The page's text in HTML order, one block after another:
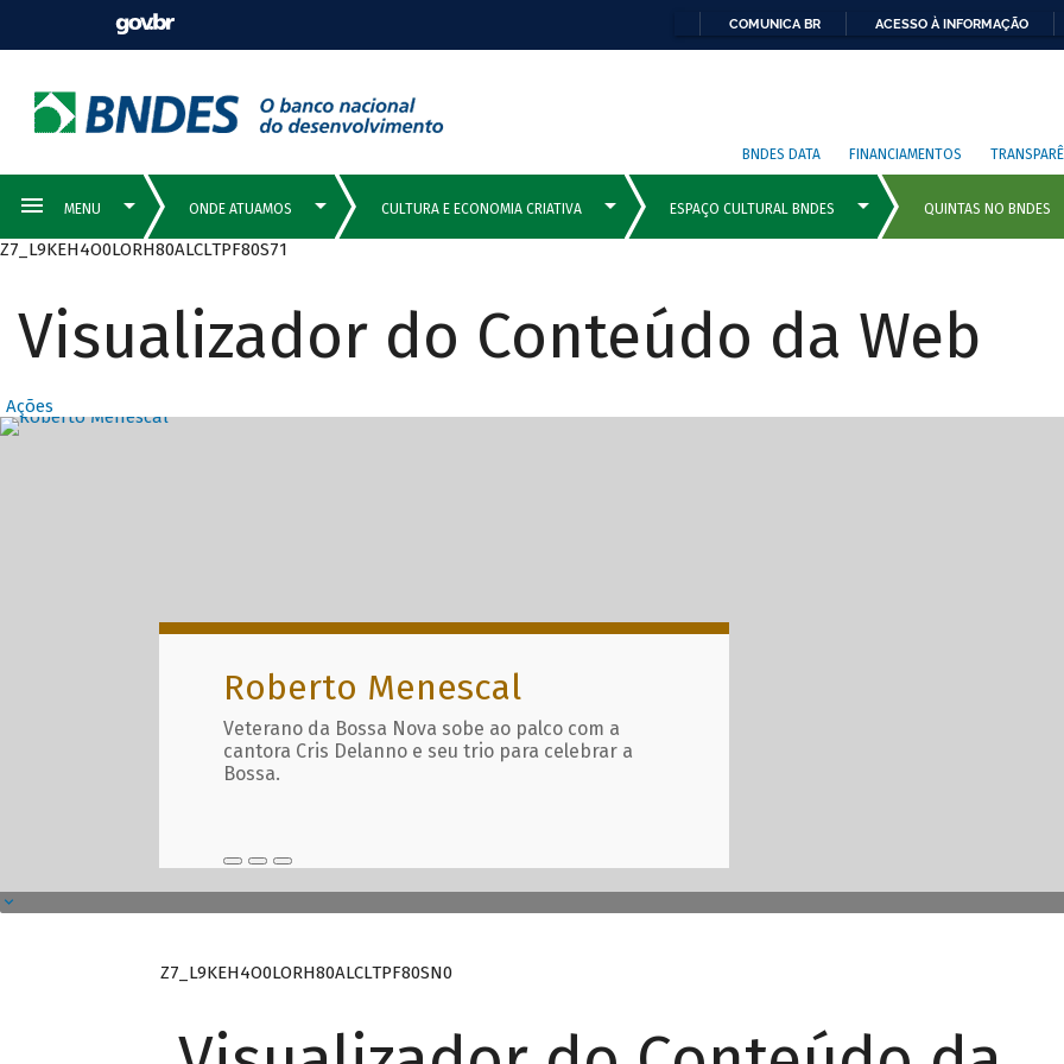
COMUNICA BR ACESSO À INFORMAÇÃO
BNDES DATA FINANCIAMENTOS
Z7_L9KEH4O0LORH80ALCLTPF80S71
Visualizador do Conteúdo da Web
Ações
Destaques Principais com
Roberto Menescal
Veterano da Bossa Nova sobe ao palco com a
cantora Cris Delanno e seu trio para celebrar a
Bossa.
Z7_L9KEH4O0LORH80ALCLTPF80SN0